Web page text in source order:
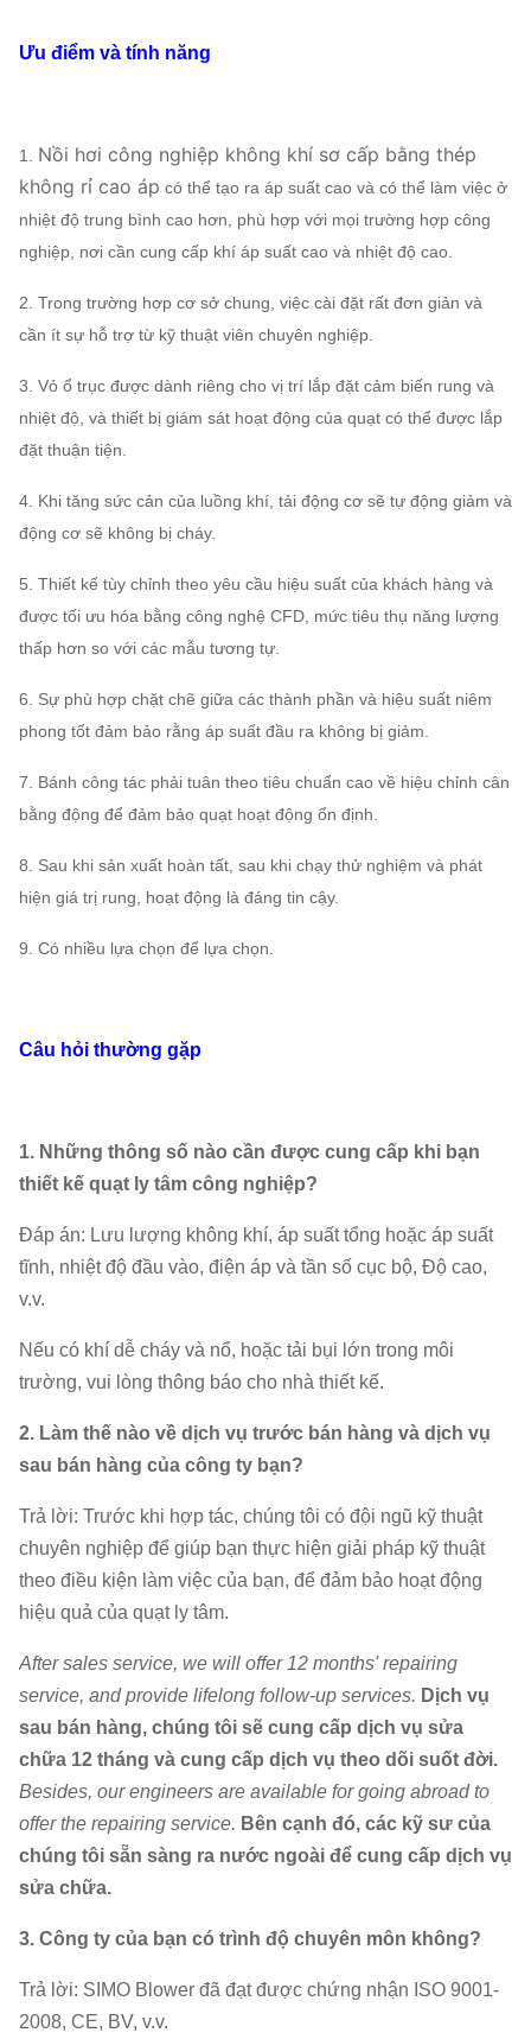
(r /
8-17
Quạt
7.1A 2900 10728 ~11973 768~2919
8 2930 14297~15680 1110~ 4219
Ưu điểm và tính năng
1. Nồi hơi công nghiệp không khí sơ cấp bằng thép
không rỉ cao áp có thể tạo ra áp suất cao và có thể làm việc ở
nhiệt độ trung bình cao hơn, phù hợp với mọi trường hợp công
nghiệp, nơi cần cung cấp khí áp suất cao và nhiệt độ cao.
2. Trong trường hợp cơ sở chung, việc cài đặt rất đơn giản và
cần ít sự hỗ trợ từ kỹ thuật viên chuyên nghiệp.
3. Vỏ ổ trục được dành riêng cho vị trí lắp đặt cảm biến rung và
nhiệt độ, và thiết bị giám sát hoạt động của quạt có thể được lắp
đặt thuận tiện.
4. Khi tăng sức cản của luồng khí, tải động cơ sẽ tự động giảm và
động cơ sẽ không bị cháy.
5. Thiết kế tùy chỉnh theo yêu cầu hiệu suất của khách hàng và
được tối ưu hóa bằng công nghệ CFD, mức tiêu thụ năng lượng
thấp hơn so với các mẫu tương tự.
6. Sự phù hợp chặt chẽ giữa các thành phần và hiệu suất niêm
phong tốt đảm bảo rằng áp suất đầu ra không bị giảm.
7. Bánh công tác phải tuân theo tiêu chuẩn cao về hiệu chỉnh cân
bằng động để đảm bảo quạt hoạt động ổn định.
8. Sau khi sản xuất hoàn tất, sau khi chạy thử nghiệm và phát
hiện giá trị rung, hoạt động là đáng tin cậy.
9. Có nhiều lựa chọn để lựa chọn.
Câu hỏi thường gặp
1. Những thông số nào cần được cung cấp khi bạn
thiết kế quạt ly tâm công nghiệp?
Đáp án: Lưu lượng không khí, áp suất tổng hoặc áp suất
tĩnh, nhiệt độ đầu vào, điện áp và tần số cục bộ, Độ cao,
v.v.
Nếu có khí dễ cháy và nổ, hoặc tải bụi lớn trong môi
trường, vui lòng thông báo cho nhà thiết kế.
2. Làm thế nào về dịch vụ trước bán hàng và dịch vụ
sau bán hàng của công ty bạn?
Trả lời: Trước khi hợp tác, chúng tôi có đội ngũ kỹ thuật
chuyên nghiệp để giúp bạn thực hiện giải pháp kỹ thuật
theo điều kiện làm việc của bạn, để đảm bảo hoạt động
hiệu quả của quạt ly tâm.
After sales service, we will offer 12 months' repairing
service, and provide lifelong follow-up services. Dịch vụ
sau bán hàng, chúng tôi sẽ cung cấp dịch vụ sửa
chữa 12 tháng và cung cấp dịch vụ theo dõi suốt đời.
Besides, our engineers are available for going abroad to
offer the repairing service. Bên cạnh đó, các kỹ sư của
chúng tôi sẵn sàng ra nước ngoài để cung cấp dịch vụ
sửa chữa.
3. Công ty của bạn có trình độ chuyên môn không?
Trả lời: SIMO Blower đã đạt được chứng nhận ISO 9001-
2008, CE, BV, v.v.